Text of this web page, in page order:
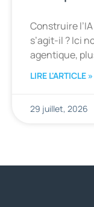
Construire
s’agit-il ? Ici
agentique,
LIRE L'ARTICLE »
29 juillet, 2026